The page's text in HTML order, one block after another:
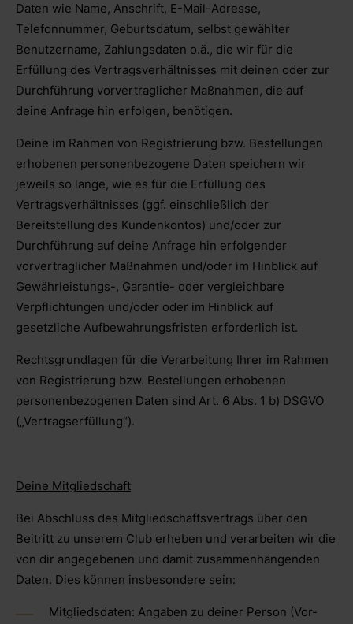
Daten wie Name, Anschrift, E-Mail-Adresse,
Telefonnummer, Geburtsdatum, selbst gewählter
Benutzername, Zahlungsdaten o.ä., die wir für die
Erfüllung des Vertragsverhältnisses mit deinen oder zur
Durchführung vorvertraglicher Maßnahmen, die auf
deine Anfrage hin erfolgen, benötigen.
Deine im Rahmen von Registrierung bzw. Bestellungen
erhobenen personenbezogene Daten speichern wir
jeweils so lange, wie es für die Erfüllung des
Vertragsverhältnisses (ggf. einschließlich der
Bereitstellung des Kundenkontos) und/oder zur
Durchführung auf deine Anfrage hin erfolgender
vorvertraglicher Maßnahmen und/oder im Hinblick auf
Gewährleistungs-, Garantie- oder vergleichbare
Verpflichtungen und/oder oder im Hinblick auf
gesetzliche Aufbewahrungsfristen erforderlich ist.
Rechtsgrundlagen für die Verarbeitung Ihrer im Rahmen
von Registrierung bzw. Bestellungen erhobenen
personenbezogenen Daten sind Art. 6 Abs. 1 b) DSGVO
(„Vertragserfüllung“).
Deine Mitgliedschaft
Bei Abschluss des Mitgliedschaftsvertrags über den
Beitritt zu unserem Club erheben und verarbeiten wir die
von dir angegebenen und damit zusammenhängenden
Daten. Dies können insbesondere sein:
Mitgliedsdaten: Angaben zu deiner Person (Vor-